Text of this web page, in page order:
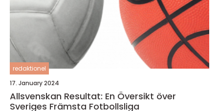
redaktionel
17. January 2024
Allsvenskan Resultat: En Översikt över
Sveriges Främsta Fotbollsliga